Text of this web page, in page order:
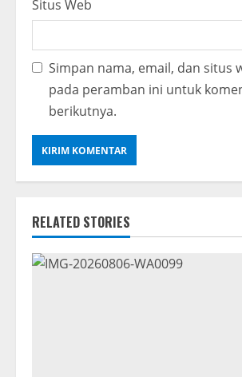
Situs Web
Simpan nama, email, dan situs
pada peramban ini untuk
berikutnya.
RELATED STORIES